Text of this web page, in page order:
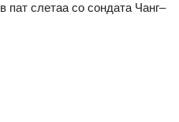
пат слетаа со сондата Чанг–